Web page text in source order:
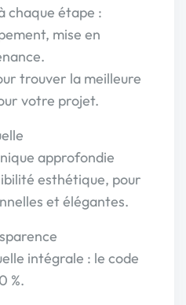
chaque étape :
mise en
trouver la meilleure
votre projet.
approfondie
esthétique, pour
et élégantes.
intégrale : le code
%.